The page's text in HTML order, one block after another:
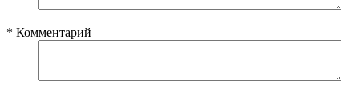
* Комментарий